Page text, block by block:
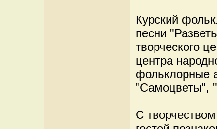
Курский
песни
творческого
центра
фольклорные
"Самоцветы",
С